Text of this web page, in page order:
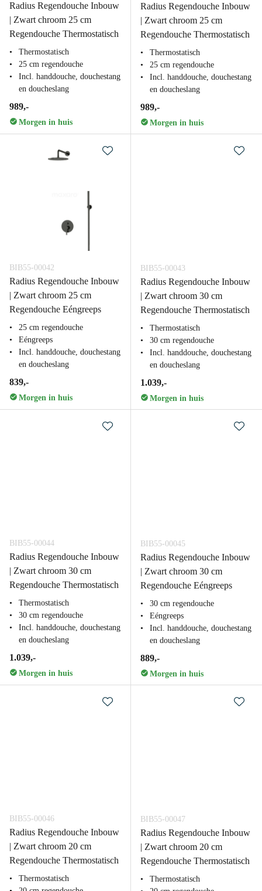
Radius Regendouche Inbouw
| Zwart chroom 25 cm
Regendouche Thermostatisch
Thermostatisch
25 cm regendouche
Incl. handdouche, douchestang
en doucheslang
989,-
Morgen in huis
Radius Regendouche Inbouw
| Zwart chroom 25 cm
Regendouche Thermostatisch
Thermostatisch
25 cm regendouche
Incl. handdouche, douchestang
en doucheslang
989,-
Morgen in huis
BIB55-00042
Radius Regendouche Inbouw
| Zwart chroom 25 cm
Regendouche Eéngreeps
25 cm regendouche
Eéngreeps
Incl. handdouche, douchestang
en doucheslang
839,-
Morgen in huis
BIB55-00043
Radius Regendouche Inbouw
| Zwart chroom 30 cm
Regendouche Thermostatisch
Thermostatisch
30 cm regendouche
Incl. handdouche, douchestang
en doucheslang
1.039,-
Morgen in huis
BIB55-00044
Radius Regendouche Inbouw
| Zwart chroom 30 cm
Regendouche Thermostatisch
Thermostatisch
30 cm regendouche
Incl. handdouche, douchestang
en doucheslang
1.039,-
Morgen in huis
BIB55-00045
Radius Regendouche Inbouw
| Zwart chroom 30 cm
Regendouche Eéngreeps
30 cm regendouche
Eéngreeps
Incl. handdouche, douchestang
en doucheslang
889,-
Morgen in huis
BIB55-00046
Radius Regendouche Inbouw
| Zwart chroom 20 cm
Regendouche Thermostatisch
Thermostatisch
BIB55-00047
Radius Regendouche Inbouw
| Zwart chroom 20 cm
Regendouche Thermostatisch
Thermostatisch